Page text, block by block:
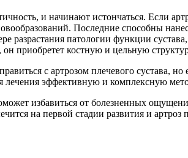
и начинают истончаться. Если
Последние способны
разрастания патологии функции
приобретет костную и цельную
с артрозом плечевого сустава, но
лечения эффективную и комплексную
избавиться от болезненных
на первой стадии развития и артроз